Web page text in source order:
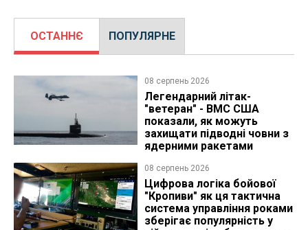
ОСТАННЄ ПОПУЛЯРНЕ
08 серпень 2026
Легендарний літак-
"ветеран" - ВМС США
показали, як можуть
захищати підводні човни з
ядерними ракетами
08 серпень 2026
Цифрова логіка бойової
"Кропиви" як ця тактична
система управління роками
зберігає популярність у